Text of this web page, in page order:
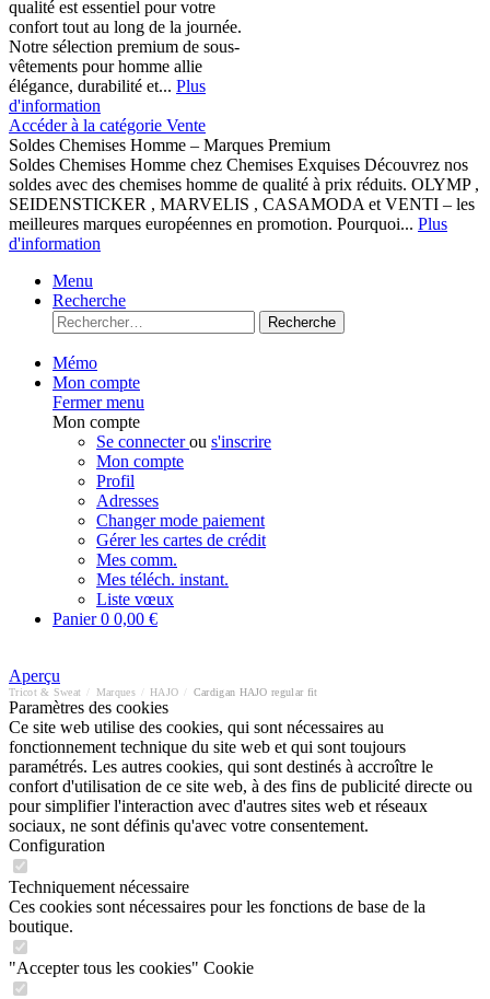
qualité est essentiel pour votre
confort tout au long de la journée.
Notre sélection premium de sous-
vêtements pour homme allie
élégance, durabilité et... Plus
d'information
Accéder à la catégorie Vente
Soldes Chemises Homme – Marques Premium
Soldes Chemises Homme chez Chemises Exquises Découvrez nos
soldes avec des chemises homme de qualité à prix réduits. OLYMP ,
SEIDENSTICKER , MARVELIS , CASAMODA et VENTI – les
meilleures marques européennes en promotion. Pourquoi... Plus
d'information
Menu
Recherche
Recherche
Mémo
Mon compte
Fermer menu
Mon compte
Se connecterou s'inscrire
Mon compte
Profil
Adresses
Changer mode paiement
Gérer les cartes de crédit
Mes comm.
Mes téléch. instant.
Liste vœux
Panier0 0,00 €
Aperçu
Tricot & Sweat Marques HAJO Cardigan HAJO regular fit
Paramètres des cookies
Ce site web utilise des cookies, qui sont nécessaires au
fonctionnement technique du site web et qui sont toujours
paramétrés. Les autres cookies, qui sont destinés à accroître le
confort d'utilisation de ce site web, à des fins de publicité directe ou
pour simplifier l'interaction avec d'autres sites web et réseaux
sociaux, ne sont définis qu'avec votre consentement.
Configuration
Techniquement nécessaire
Ces cookies sont nécessaires pour les fonctions de base de la
boutique.
"Accepter tous les cookies" Cookie